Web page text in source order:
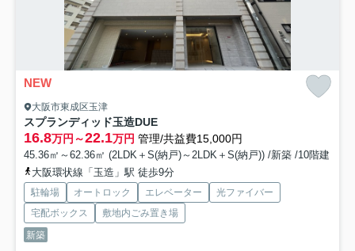
NEW
大阪市東成区玉津
スプランディッド玉造DUE
16.8万円～22.1万円 管理/共益費15,000円
45.36㎡～62.36㎡ (2LDK＋S(納戸)～2LDK＋S(納戸)) /新築 /10階建
大阪環状線「玉造」駅 徒歩9分
駐輪場 オートロック エレベーター
光ファイバー
宅配ボックス
敷地内ごみ置き場
新築